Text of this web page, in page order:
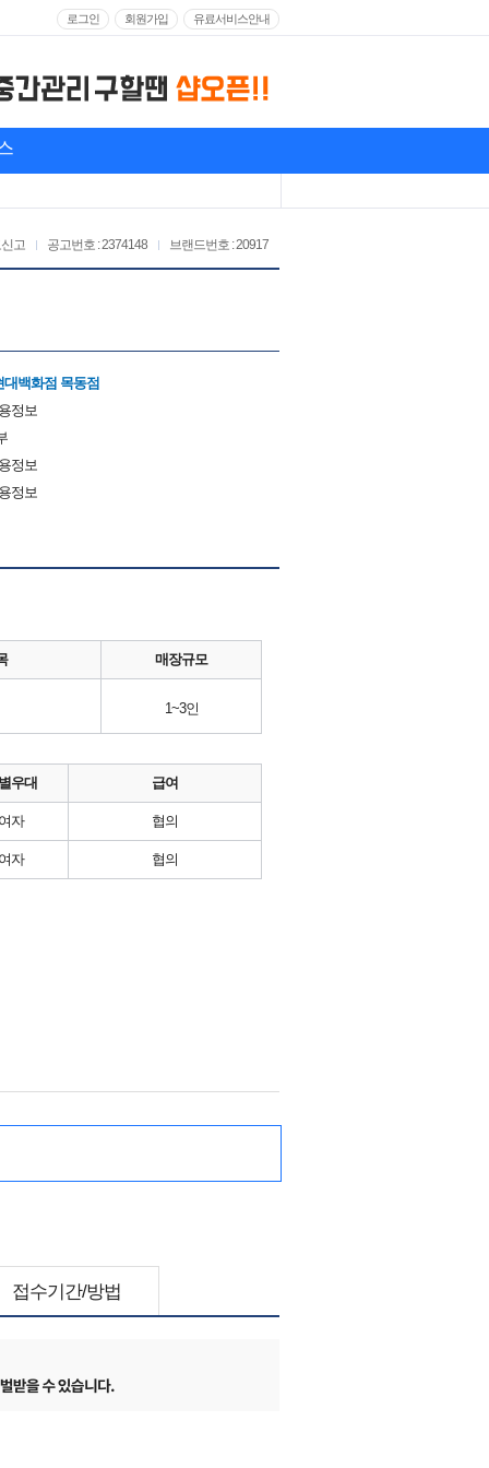
로그인 회원가입 유료서비스안내
브랜드번호 : 20917
공고번호 : 2374148
고
대백화점 목동점
정보
정보
정보
매장규모
1~3인
우대 급여
자 협의
자 협의
접수기간/방법